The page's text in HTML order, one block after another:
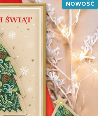
NOWOŚĆ